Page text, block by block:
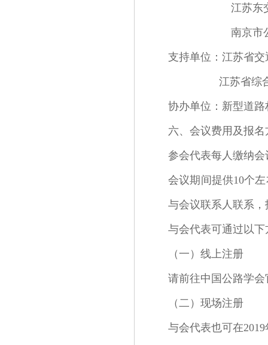
江苏东交智控
南京市公共
支持单位：江苏省交
江苏省综合交
协办单位：新型道
六、会议费用及报名
参会代表每人缴纳
会议期间提供10个
与会议联系人联系
与会代表可通过以
（一）线上注册
请前往中国公路学
（二）现场注册
与会代表也可在